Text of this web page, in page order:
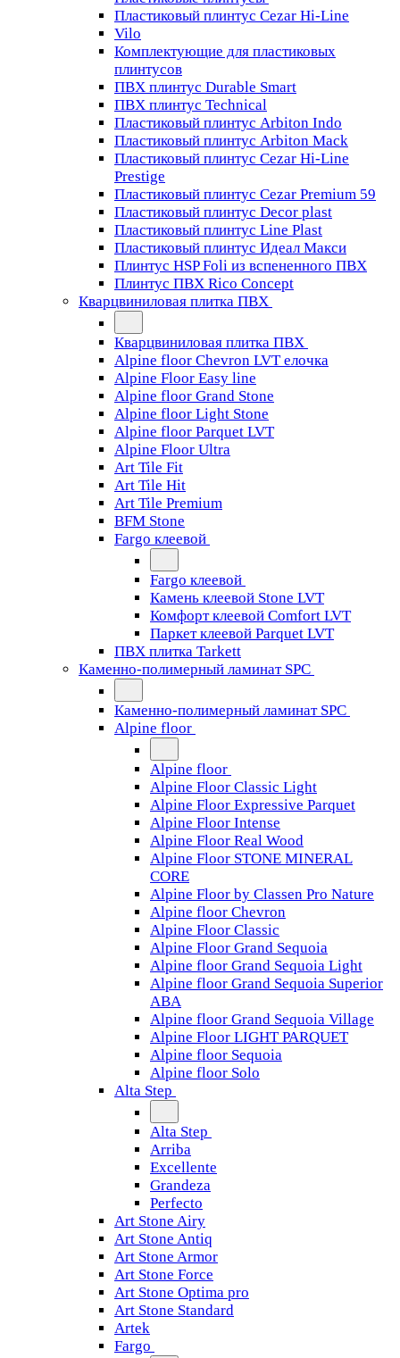
Пластиковый плинтус Cezar Hi-Line
Vilo
Комплектующие для пластиковых
плинтусов
ПВХ плинтус Durable Smart
ПВХ плинтус Technical
Пластиковый плинтус Arbiton Indo
Пластиковый плинтус Arbiton Mack
Пластиковый плинтус Cezar Hi-Line
Prestige
Пластиковый плинтус Cezar Premium 59
Пластиковый плинтус Decor plast
Пластиковый плинтус Line Plast
Пластиковый плинтус Идеал Макси
Плинтус HSP Foli из вспененного ПВХ
Плинтус ПВХ Rico Concept
Кварцвиниловая плитка ПВХ
Кварцвиниловая плитка ПВХ
Alpine floor Chevron LVT елочка
Alpine Floor Easy line
Alpine floor Grand Stone
Alpine floor Light Stone
Alpine floor Parquet LVT
Alpine Floor Ultra
Art Tile Fit
Art Tile Hit
Art Tile Premium
BFM Stone
Fargo клеевой
Fargo клеевой
Камень клеевой Stone LVT
Комфорт клеевой Comfort LVT
Паркет клеевой Parquet LVT
ПВХ плитка Tarkett
Каменно-полимерный ламинат SPC
Каменно-полимерный ламинат SPC
Alpine floor
Alpine floor
Alpine Floor Classic Light
Alpine Floor Expressive Parquet
Alpine Floor Intense
Alpine Floor Real Wood
Alpine Floor STONE MINERAL
CORE
Alpine Floor by Classen Pro Nature
Alpine floor Chevron
Alpine Floor Classic
Alpine Floor Grand Sequoia
Alpine floor Grand Sequoia Light
Alpine floor Grand Sequoia Superior
ABA
Alpine floor Grand Sequoia Village
Alpine Floor LIGHT PARQUET
Alpine floor Sequoia
Alpine floor Solo
Alta Step
Alta Step
Arriba
Excellente
Grandeza
Perfecto
Art Stone Airy
Art Stone Antiq
Art Stone Armor
Art Stone Force
Art Stone Optima pro
Art Stone Standard
Artek
Fargo